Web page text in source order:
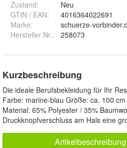
Zustand:
Neu
GTIN / EAN:
4016364022691
Marke:
schuerze-
Hersteller Nr.:
258073
Kurzbeschreibung
Die ideale Berufsbekleidung für Ihr
Farbe: marine-blau Größe: ca. 100
Material: 65% Polyester / 35%
Druckknopfverschluss am Hals eine